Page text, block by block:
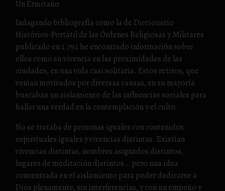
Un Ermitaño
Indagando bibliografía como la de Diccionario
Histórico-Portátil de las Órdenes Religiosas y Militares
publicado en 1.792 he encontrado información sobre
ellos como su vivencia en las proximidades de las
ciudades, en una vida casi solitaria. Estos retiros, que
venían motivados por diversas causas, en su mayoría
buscaban un aislamiento de las influencias sociales para
hallar una verdad en la contemplación y el culto.
No se trataba de personas iguales con contenidos
espirituales iguales y vivencias distintas. Existían
vivencias distintas, nombres asignados distintos,
lugares de meditación distintos… pero una idea
concentrada en el aislamiento para poder dedicarse a
Dios plenamente, sin interferencias, y con un empeño y